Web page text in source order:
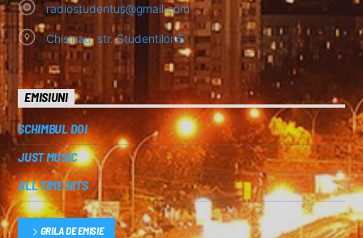
radiostudentus@gmail.com
Chisinau, str. Studentilor 5
EMISIUNI
SCHIMBUL DOI
JUST MUSIC
ALL TIME HITS
GRILA DE EMISIE